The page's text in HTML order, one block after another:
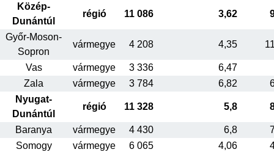
Közép-
Dunántúl
régió 11 086 3,62
Győr-Moson-
Sopron
vármegye 4 208 4,35
Vas vármegye 3 336
6,47
Zala
vármegye 3 784 6,82
Nyugat-
Dunántúl
régió 11 328 5,8
Baranya vármegye 4 430 6,8
Somogy
vármegye 6 065 4,06